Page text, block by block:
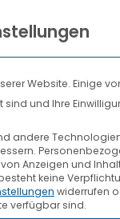
AKTUELLES
Website. Einige
sind und Ihre
andere
Anzeigen und
keine
widerrufen
verfügbar sind.